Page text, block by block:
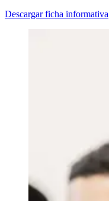
Descargar ficha informativa